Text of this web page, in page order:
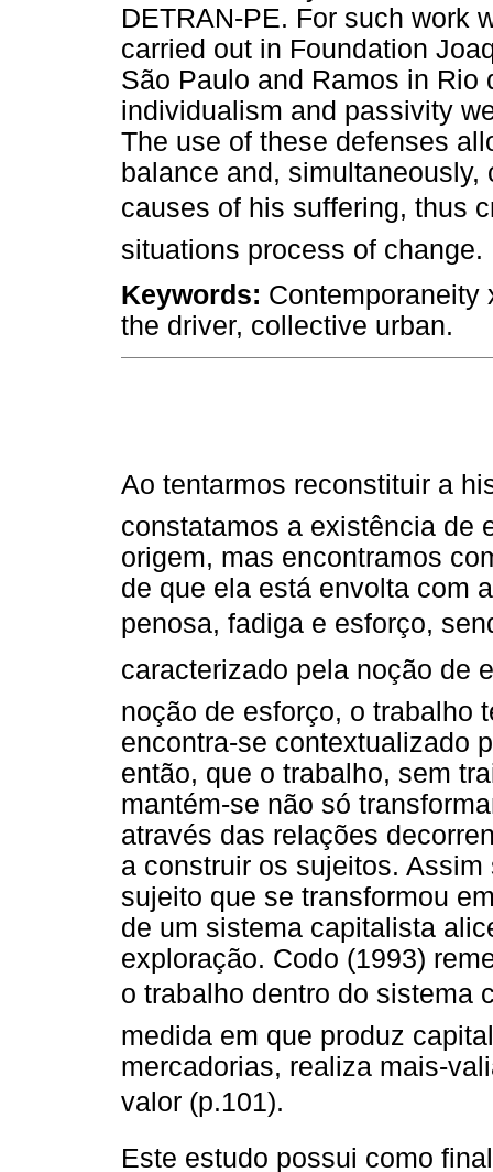
DETRAN-PE. For such work
carried out in Foundation
São Paulo and Ramos in
individualism and passivity
The use of these defenses
balance and,
causes of his suffering, thus
situations process of change.
Keywords: Contemporaneity
the driver, collective urban.
Ao tentarmos reconstituir a
constatamos a existência de
origem, mas encontramos
de que ela está envolta com
penosa, fadiga e esforço,
caracterizado pela noção de
noção de esforço, o trabalho
encontra-se contextualizado
então, que o trabalho, sem
mantém-se não só
através das relações
a construir os sujeitos.
sujeito que se transformou
de um sistema capitalista
exploração. Codo (1993)
o trabalho dentro do
medida em que produz
mercadorias, realiza mais-
valor (p.101).
Este estudo possui como